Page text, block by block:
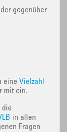
gegenüber
eine Vielzahl
mit ein.
die
in allen
Fragen